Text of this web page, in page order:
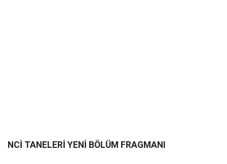
NCİ TANELERİ YENİ BÖLÜM FRAGMANI